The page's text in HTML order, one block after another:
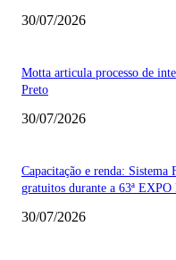
30/07/2026
Motta articula processo de
Preto
30/07/2026
Capacitação e renda:
gratuitos durante a 63ª EXPO
30/07/2026